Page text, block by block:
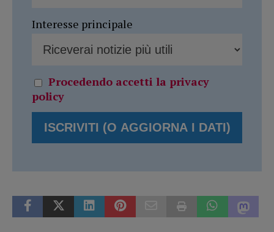
Interesse principale
Procedendo accetti la privacy
policy